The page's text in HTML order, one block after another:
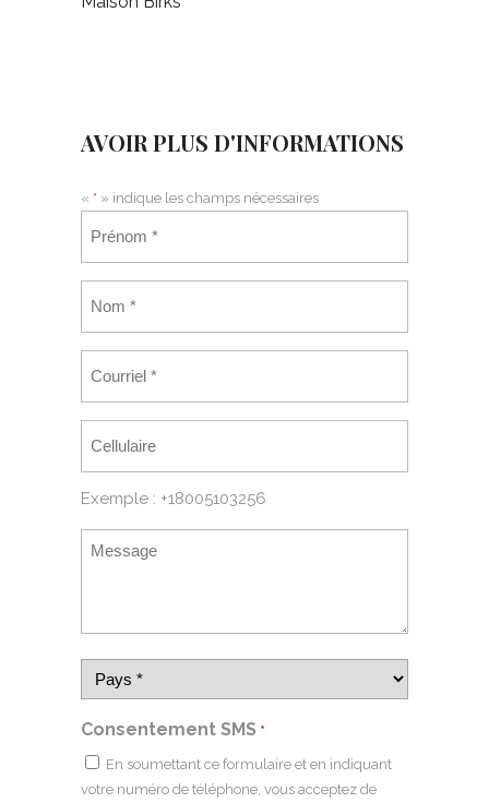
AVOIR PLUS D'INFORMATIONS
« * » indique les champs nécessaires
Exemple : +18005103256
Consentement SMS *
En soumettant ce formulaire et en indiquant
votre numéro de téléphone, vous acceptez de